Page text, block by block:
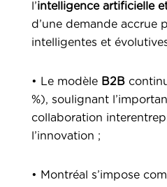
l’intelligence artificielle
d’une demande accrue
intelligentes et
• Le modèle B2B
%), soulignant
collaboration
l’innovation ;
• Montréal s’impose